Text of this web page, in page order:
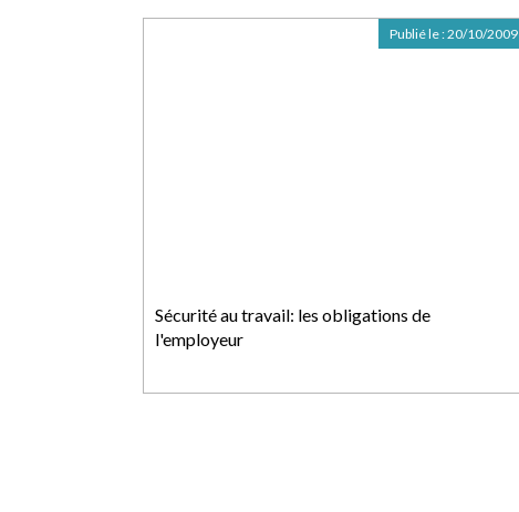
Sécurité au travail: les obligations de
l'employeur
Publié le :20/10/2009